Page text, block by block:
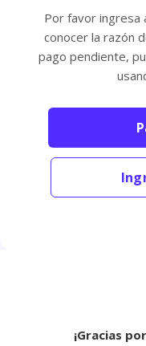
Por favor ingresa
conocer la razón
pago pendiente,
¡Gracias